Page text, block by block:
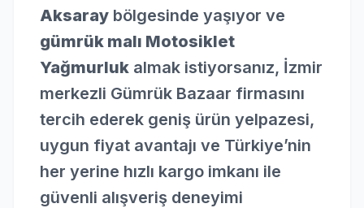
Aksaray bölgesinde yaşıyor ve
gümrük malı Motosiklet
Yağmurluk almak istiyorsanız, İzmir
merkezli Gümrük Bazaar firmasını
tercih ederek geniş ürün yelpazesi,
uygun fiyat avantajı ve Türkiye’nin
her yerine hızlı kargo imkanı ile
güvenli alışveriş deneyimi